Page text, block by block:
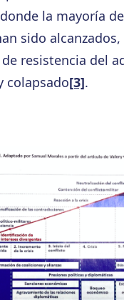
la mayoría
sido
resistencia del
colapsado[3].